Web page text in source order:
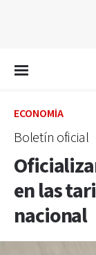
ECONOMÍA
Boletín oficial
en las
nacional